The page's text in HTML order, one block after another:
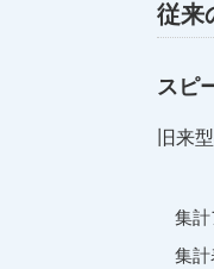
従来
スピ
旧来
集
集